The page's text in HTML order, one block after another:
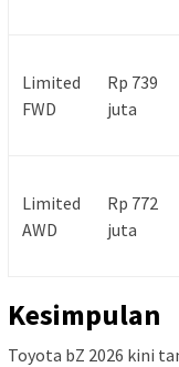
Limited
FWD
Rp 739
juta
Limited
AWD
Rp 772
juta
Kesimpulan
Toyota bZ 2026 kini